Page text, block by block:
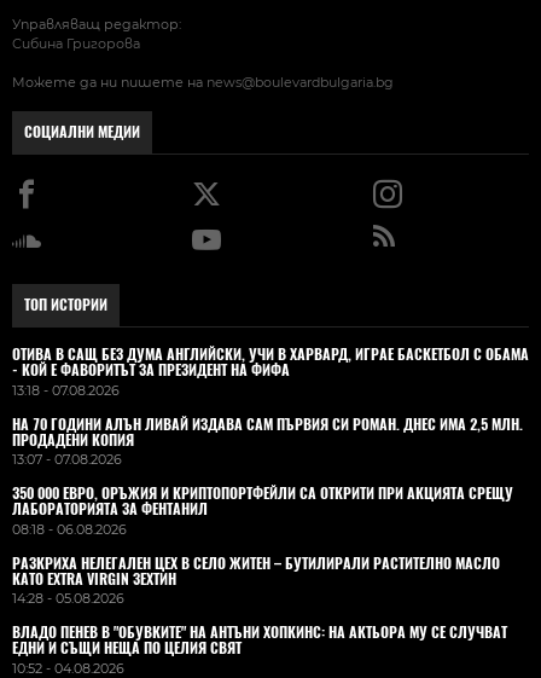
Управляващ редактор:
Сибина Григорова
Можете да ни пишете на news@boulevardbulgaria.bg
СОЦИАЛНИ МЕДИИ
ТОП ИСТОРИИ
ОТИВА В САЩ БЕЗ ДУМА АНГЛИЙСКИ, УЧИ В ХАРВАРД, ИГРАЕ БАСКЕТБОЛ С ОБАМА
- КОЙ Е ФАВОРИТЪТ ЗА ПРЕЗИДЕНТ НА ФИФА
13:18 - 07.08.2026
НА 70 ГОДИНИ АЛЪН ЛИВАЙ ИЗДАВА САМ ПЪРВИЯ СИ РОМАН. ДНЕС ИМА 2,5 МЛН.
ПРОДАДЕНИ КОПИЯ
13:07 - 07.08.2026
350 000 ЕВРО, ОРЪЖИЯ И КРИПТОПОРТФЕЙЛИ СА ОТКРИТИ ПРИ АКЦИЯТА СРЕЩУ
ЛАБОРАТОРИЯТА ЗА ФЕНТАНИЛ
08:18 - 06.08.2026
РАЗКРИХА НЕЛЕГАЛЕН ЦЕХ В СЕЛО ЖИТЕН – БУТИЛИРАЛИ РАСТИТЕЛНО МАСЛО
КАТО EXTRA VIRGIN ЗЕХТИН
14:28 - 05.08.2026
ВЛАДO ПЕНЕВ В "ОБУВКИТЕ" НА АНТЪНИ ХОПКИНС: НА АКТЬОРА МУ СЕ СЛУЧВАТ
ЕДНИ И СЪЩИ НЕЩА ПО ЦЕЛИЯ СВЯТ
10:52 - 04.08.2026